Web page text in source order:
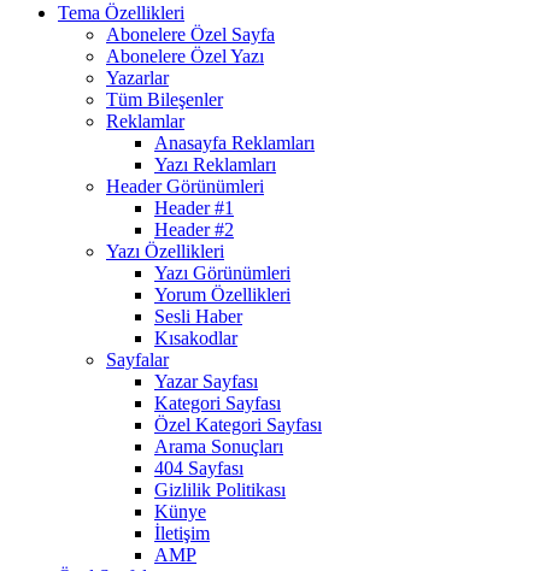
Tema Özellikleri
Abonelere Özel Sayfa
Abonelere Özel Yazı
Yazarlar
Tüm Bileşenler
Reklamlar
Anasayfa Reklamları
Yazı Reklamları
Header Görünümleri
Header #1
Header #2
Yazı Özellikleri
Yazı Görünümleri
Yorum Özellikleri
Sesli Haber
Kısakodlar
Sayfalar
Yazar Sayfası
Kategori Sayfası
Özel Kategori Sayfası
Arama Sonuçları
404 Sayfası
Gizlilik Politikası
Künye
İletişim
AMP